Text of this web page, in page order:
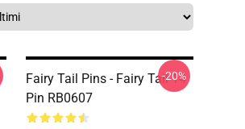
Fairy Tail Pins - Fairy Tail 14
Pin RB0607
-20%